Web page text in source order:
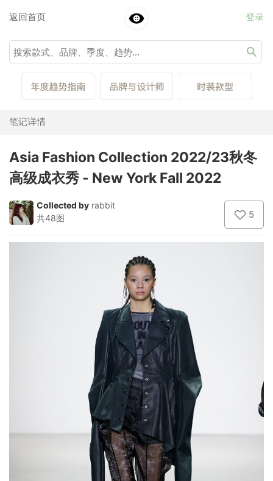
返回首页 登录
笔记详情
Asia Fashion Collection 2022/23秋冬
高级成衣秀 - New York Fall 2022
Collected by rabbit
共48图
5